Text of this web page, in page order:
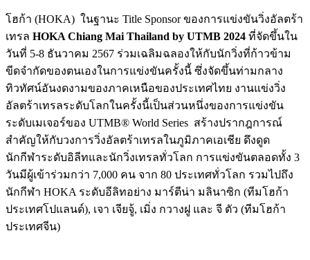
โฮก้า (HOKA) ในฐานะ Title Sponsor ของการแข่งขันวิ่งอัลตร้า
เทรล HOKA Chiang Mai Thailand by UTMB 2024 ที่จัดขึ้นใน
วันที่ 5-8 ธันวาคม 2567 ร่วมเฉลิมฉลองให้กับนักวิ่งที่ก้าวข้าม
ขีดจำกัดของตนเองในการแข่งขันครั้งนี้ ซึ่งจัดขึ้นท่ามกลาง
ทิวทัศน์อันงดงามของภาคเหนือของประเทศไทย งานแข่งวิ่ง
อัลตร้าเทรลระดับโลกในครั้งนี้เป็นส่วนหนึ่งของการแข่งขัน
ระดับเมเจอร์ของ UTMB® World Series สร้างปรากฎการณ์
สำคัญให้กับวงการวิ่งอัลตร้าเทรลในภูมิภาคเอเชีย ดึงดูด
นักกีฬาระดับอิลีทและนักวิ่งเทรลทั่วโลก การแข่งขันตลอดทั้ง 3
วันมีผู้เข้าร่วมกว่า 7,000 คน จาก 80 ประเทศทั่วโลก รวมไปถึง
นักกีฬา HOKA ระดับอีลิทอย่าง มาร์ตีน่า มลินาซิก (ทีมโฮก้า
ประเทศโปแลนด์), เจา เจียจู้, เมิ่ง กวางฝู และ จี ตัว (ทีมโฮก้า
ประเทศจีน)